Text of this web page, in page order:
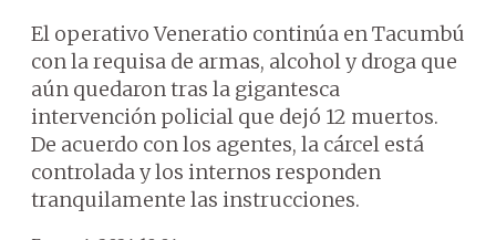
El operativo Veneratio continúa en Tacumbú
con la requisa de armas, alcohol y droga que
aún quedaron tras la gigantesca
intervención policial que dejó 12 muertos.
De acuerdo con los agentes, la cárcel está
controlada y los internos responden
tranquilamente las instrucciones.